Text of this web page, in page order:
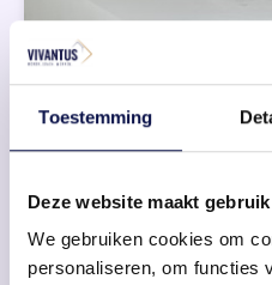
Toestemming
Deze website maakt
We gebruiken cookies om
personaliseren, om functies
Functioneel
Moderne apparatuur